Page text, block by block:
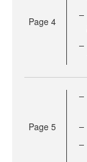
Page 4
Page 5